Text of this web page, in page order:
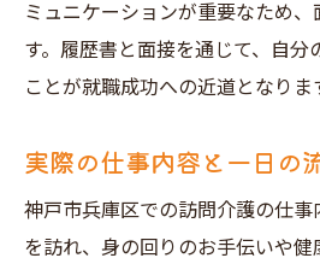
ミュニケーションが重要なため
す。履歴書と面接を通じて、自分
ことが就職成功への近道となりま
実際の仕事内容と一日の
神戸市兵庫区での訪問介護の仕
を訪れ、身の回りのお手伝いや健